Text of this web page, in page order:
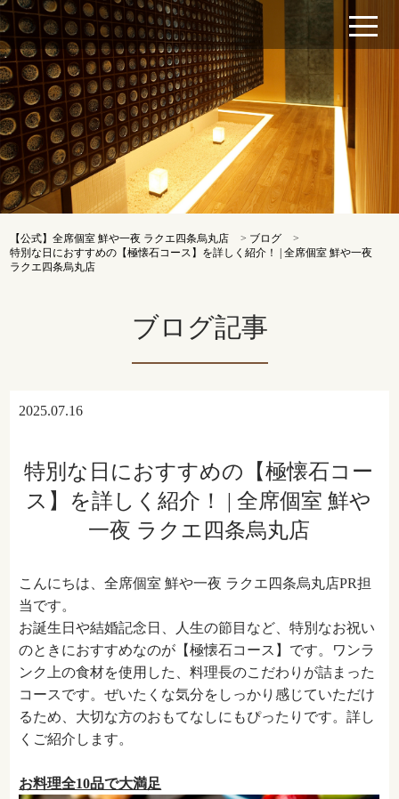
【公式】全席個室 鮮や一夜 ラクエ四条烏丸店 > ブログ
>
特別な日におすすめの【極懐石コース】を詳しく紹介！ | 全席個室 鮮や一夜
ラクエ四条烏丸店
ブログ記事
2025.07.16
特別な日におすすめの【極懐石コー
ス】を詳しく紹介！ | 全席個室 鮮や
一夜 ラクエ四条烏丸店
こんにちは、全席個室 鮮や一夜 ラクエ四条烏丸店PR担
当です。
お誕生日や結婚記念日、人生の節目など、特別なお祝い
のときにおすすめなのが【極懐石コース】です。ワンラ
ンク上の食材を使用した、料理長のこだわりが詰まった
コースです。ぜいたくな気分をしっかり感じていただけ
るため、大切な方のおもてなしにもぴったりです。詳し
くご紹介します。
お料理全10品で大満足